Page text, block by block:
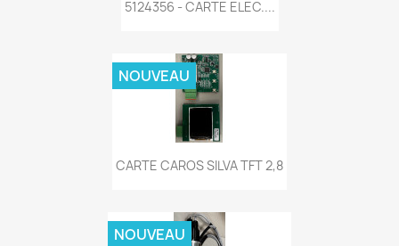
5124356 - CARTE ELEC....
CARTE CAROS SILVA TFT 2,8
NOUVEAU
NOUVEAU